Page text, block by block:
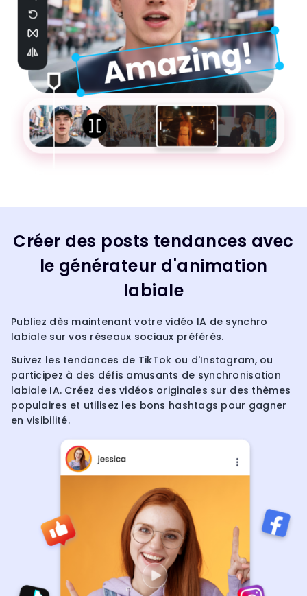
Créer des posts tendances avec
le générateur d'animation
labiale
Publiez dès maintenant votre vidéo IA de synchro
labiale sur vos réseaux sociaux préférés.
Suivez les tendances de TikTok ou d'Instagram, ou
participez à des défis amusants de synchronisation
labiale IA. Créez des vidéos originales sur des thèmes
populaires et utilisez les bons hashtags pour gagner
en visibilité.